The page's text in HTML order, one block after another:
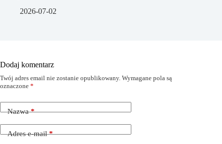
2026-07-02
Dodaj komentarz
Twój adres email nie zostanie opublikowany. Wymagane pola są
oznaczone *
Nazwa*
Adres e-mail*